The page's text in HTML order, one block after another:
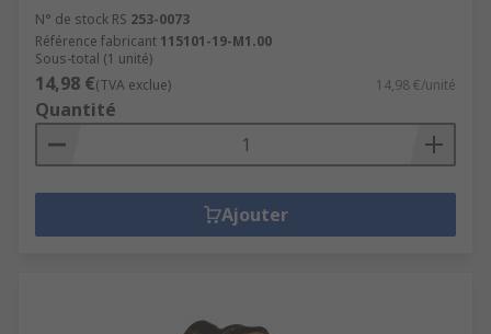
N° de stock RS 253-0073
Référence fabricant 115101-19-M1.00
Sous-total (1 unité)
14,98 €(TVA exclue) 14,98 €/unité
Quantité
Ajouter